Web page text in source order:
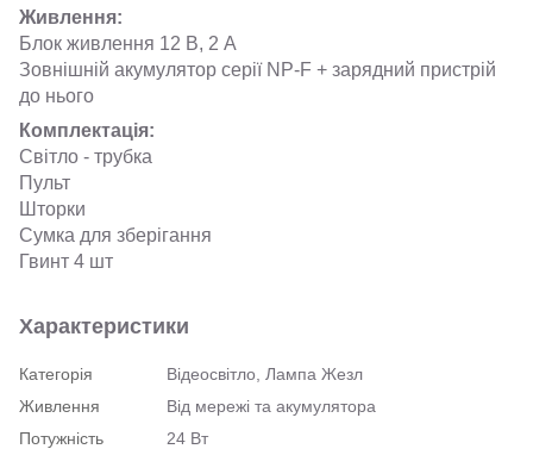
Живлення:
Блок живлення 12 В, 2 А
Зовнішній акумулятор серії NP-F + зарядний пристрій
до нього
Комплектація:
Світло - трубка
Пульт
Шторки
Сумка для зберігання
Гвинт 4 шт
Характеристики
Категорія
Відеосвітло, Лампа Жезл
Живлення
Від мережі та акумулятора
Потужність
24 Вт